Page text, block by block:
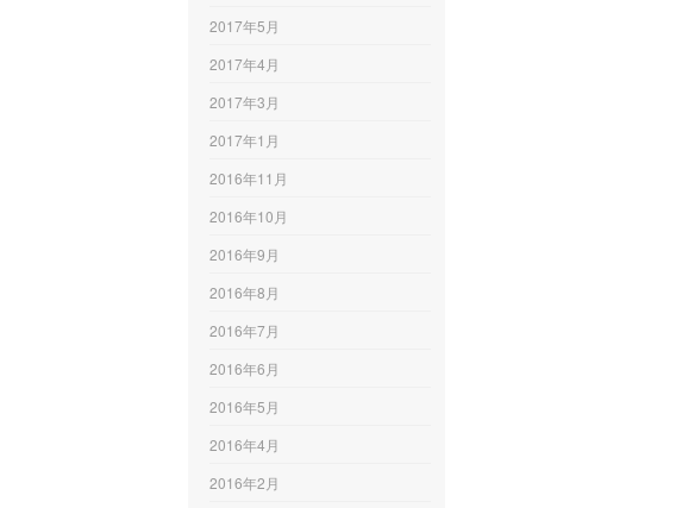
2017年5月
2017年4月
2017年3月
2017年1月
2016年11月
2016年10月
2016年9月
2016年8月
2016年7月
2016年6月
2016年5月
2016年4月
2016年2月